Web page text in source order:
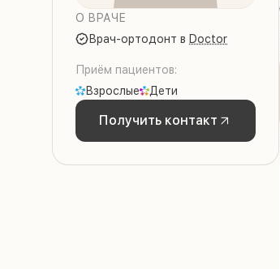
О ВРАЧЕ
врач-ортодонт в Doctor
Приём пациентов:
Взрослые
Дети
Получить контакт